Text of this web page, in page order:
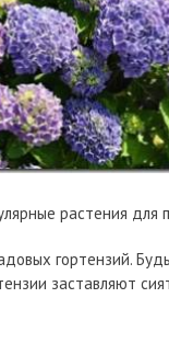
растения для
гортензий.
заставляют